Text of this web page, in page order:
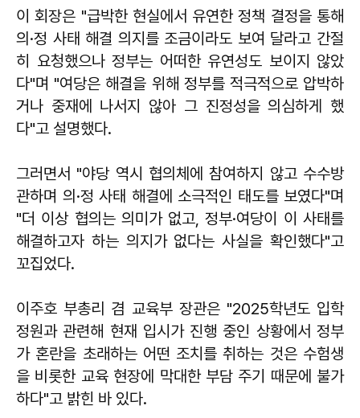
이 회장은 "급박한 현실에서 유연한 정책 결정을 통해
의·정 사태 해결 의지를 조금이라도 보여 달라고 간절
히 요청했으나 정부는 어떠한 유연성도 보이지 않았
다"며 "여당은 해결을 위해 정부를 적극적으로 압박하
거나 중재에 나서지 않아 그 진정성을 의심하게 했
다"고 설명했다.
그러면서 "야당 역시 협의체에 참여하지 않고 수수방
관하며 의·정 사태 해결에 소극적인 태도를 보였다"며
"더 이상 협의는 의미가 없고, 정부·여당이 이 사태를
해결하고자 하는 의지가 없다는 사실을 확인했다"고
꼬집었다.
이주호 부총리 겸 교육부 장관은 "2025학년도 입학
정원과 관련해 현재 입시가 진행 중인 상황에서 정부
가 혼란을 초래하는 어떤 조치를 취하는 것은 수험생
을 비롯한 교육 현장에 막대한 부담 주기 때문에 불가
하다"고 밝힌 바 있다.